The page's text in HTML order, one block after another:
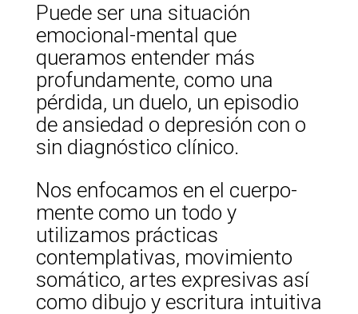
Puede ser una situación
emocional-mental que
queramos entender más
profundamente, como una
pérdida, un duelo, un episodio
de ansiedad o depresión con o
sin diagnóstico clínico.
Nos enfocamos en el cuerpo-
mente como un todo y
utilizamos prácticas
contemplativas, movimiento
somático, artes expresivas así
como dibujo y escritura intuitiva